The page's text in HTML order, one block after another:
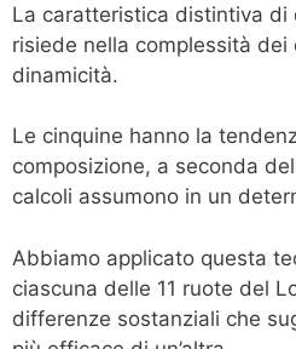
La caratteristica distintiva di
risiede nella complessità dei
dinamicità.
Le cinquine hanno la
composizione, a seconda
calcoli assumono in un
Abbiamo applicato questa
ciascuna delle 11 ruote del
differenze sostanziali che